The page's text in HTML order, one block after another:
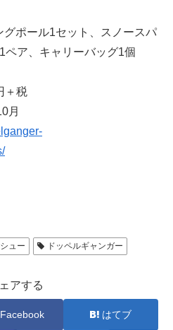
グポール1セット、スノースパ
ペア、キャリーバッグ1個
＋税
月
ュー ドッペルギャンガー
アする
Facebook はてブ